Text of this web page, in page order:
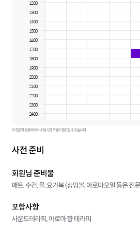
12:00
13:00
14:00
15:00
16:00
17:00
18:00
19:00
20:00
21:00
22:00
23:00
24:00
※ 전문가 상황에 따라 수업 시간 조율이 필요할 수 있습니다.
사전 준비
회원님 준비물
매트, 수건, 물, 요가복 (싱잉볼, 아로마오일 등은 전
포함사항
사운드테라피, 아로마 향 테라피